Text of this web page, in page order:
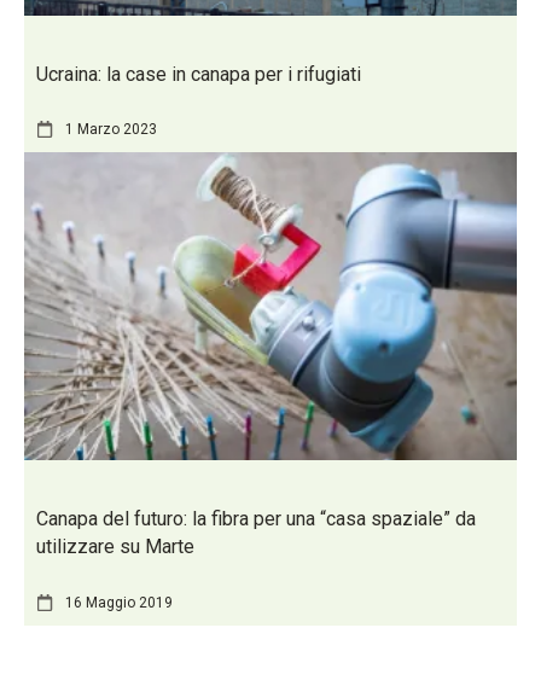
Ucraina: la case in canapa per i rifugiati
1 Marzo 2023
Canapa del futuro: la fibra per una “casa spaziale” da
utilizzare su Marte
16 Maggio 2019